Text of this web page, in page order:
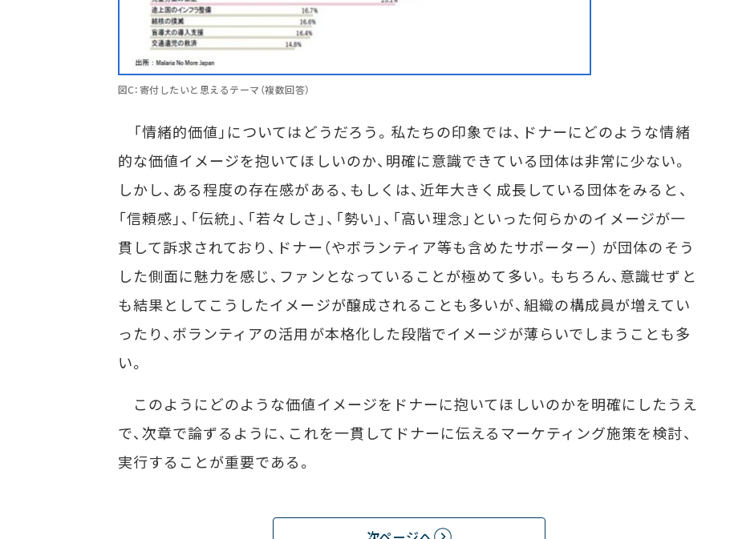
図C：寄付したいと思えるテーマ（複数回答）
「情緒的価値」についてはどうだろう。私たちの印象では、ドナーにどのような情緒
的な価値イメージを抱いてほしいのか、明確に意識できている団体は非常に少ない。
しかし、ある程度の存在感がある、もしくは、近年大きく成長している団体をみると、
「信頼感」、「伝統」、「若々しさ」、「勢い」、「高い理念」といった何らかのイメージが一
貫して訴求されており、ドナー（やボランティア等も含めたサポーター） が団体のそう
した側面に魅力を感じ、ファンとなっていることが極めて多い。もちろん、意識せずと
も結果としてこうしたイメージが醸成されることも多いが、組織の構成員が増えてい
ったり、ボランティアの活用が本格化した段階でイメージが薄らいでしまうことも多
い。
このようにどのような価値イメージをドナーに抱いてほしいのかを明確にしたうえ
で、次章で論ずるように、これを一貫してドナーに伝えるマーケティング施策を検討、
実行することが重要である。